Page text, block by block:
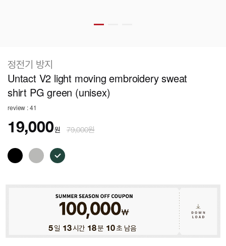
정전기 방지
Untact V2 light moving embroidery sweat
shirt PG green (unisex)
review : 41
19,000원 79,000원
5일 13시간 18분 07초 남음